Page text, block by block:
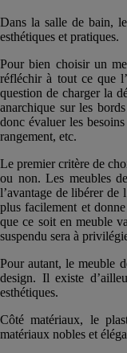
Dans la salle de bain,
esthétiques et pratiques.
Pour bien choisir un
réfléchir à tout ce que
question de charger la
anarchique sur les
donc évaluer les
rangement, etc.
Le premier critère de
ou non. Les meubles
l’avantage de libérer de
plus facilement et
que ce soit en meuble
suspendu sera à
Pour autant, le meuble
design. Il existe
esthétiques.
Côté matériaux, le
matériaux nobles et